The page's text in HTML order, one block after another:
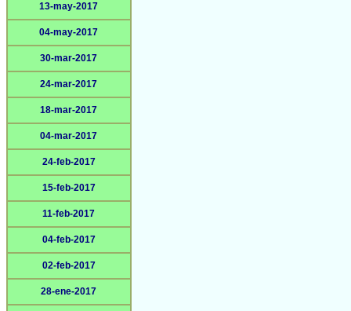
13-may-2017
04-may-2017
30-mar-2017
24-mar-2017
18-mar-2017
04-mar-2017
24-feb-2017
15-feb-2017
11-feb-2017
04-feb-2017
02-feb-2017
28-ene-2017